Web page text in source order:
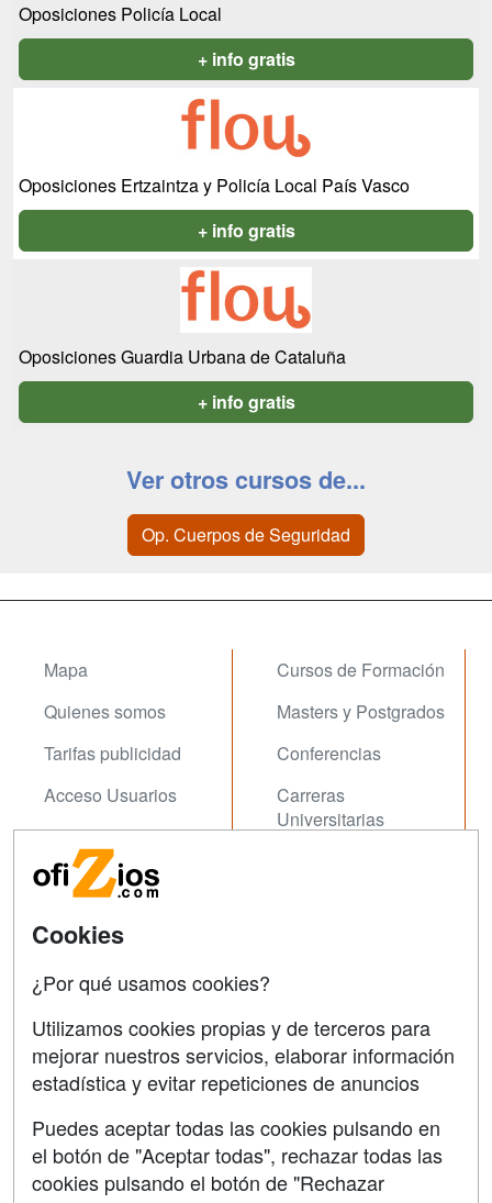
Oposiciones Policía Local
+ info gratis
Oposiciones Ertzaintza y Policía Local País Vasco
+ info gratis
Oposiciones Guardia Urbana de Cataluña
+ info gratis
Ver otros cursos de...
Op. Cuerpos de Seguridad
Mapa
Quienes somos
Tarifas publicidad
Acceso Usuarios
Acceso Centros
Cursos de Formación
Masters y Postgrados
Conferencias
Carreras
Universitarias
Contactar
Copyleft
Grupo formazion:
Cookies
¿Por qué usamos cookies?
Utilizamos cookies propias y de terceros para
mejorar nuestros servicios, elaborar información
estadística y evitar repeticiones de anuncios
Puedes aceptar todas las cookies pulsando en
el botón de "Aceptar todas", rechazar todas las
cookies pulsando el botón de "Rechazar